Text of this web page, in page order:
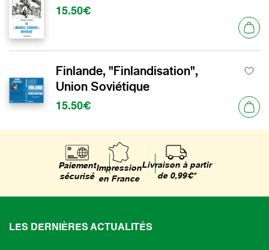
15.50€
Finlande, "Finlandisation",
Union Soviétique
15.50€
Paiement
sécurisé
Impression
en France
Livraison à partir
de 0,99€*
LES DERNIÈRES ACTUALITÉS